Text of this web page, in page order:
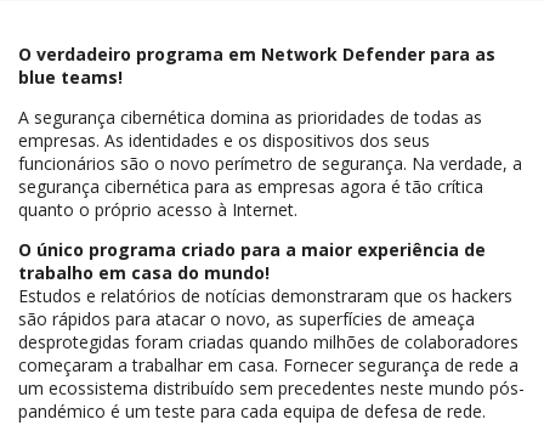
O verdadeiro programa em Network Defender para as
blue teams!
A segurança cibernética domina as prioridades de todas as
empresas. As identidades e os dispositivos dos seus
funcionários são o novo perímetro de segurança. Na verdade, a
segurança cibernética para as empresas agora é tão crítica
quanto o próprio acesso à Internet.
O único programa criado para a maior experiência de
trabalho em casa do mundo!
Estudos e relatórios de notícias demonstraram que os hackers
são rápidos para atacar o novo, as superfícies de ameaça
desprotegidas foram criadas quando milhões de colaboradores
começaram a trabalhar em casa. Fornecer segurança de rede a
um ecossistema distribuído sem precedentes neste mundo pós-
pandémico é um teste para cada equipa de defesa de rede.